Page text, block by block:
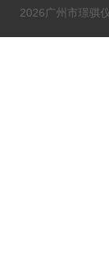
2026广州市璟骐